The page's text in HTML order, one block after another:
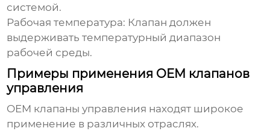
системой.
Рабочая температура: Клапан должен
выдерживать температурный диапазон
рабочей среды.
Примеры применения OEM клапанов
управления
OEM клапаны управления находят широкое
применение в различных отраслях.